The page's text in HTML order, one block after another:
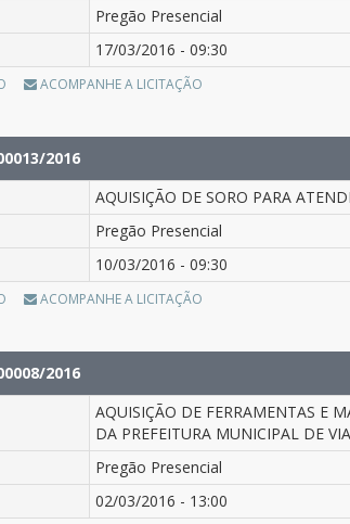
Pregão Presencial
17/03/2016 - 09:30
ACOMPANHE A LICITAÇÃO
2016
AQUISIÇÃO DE SORO PARA
Pregão Presencial
10/03/2016 - 09:30
ACOMPANHE A LICITAÇÃO
2016
AQUISIÇÃO DE FERRAMENTAS E
DA PREFEITURA MUNICIPAL DE
Pregão Presencial
02/03/2016 - 13:00